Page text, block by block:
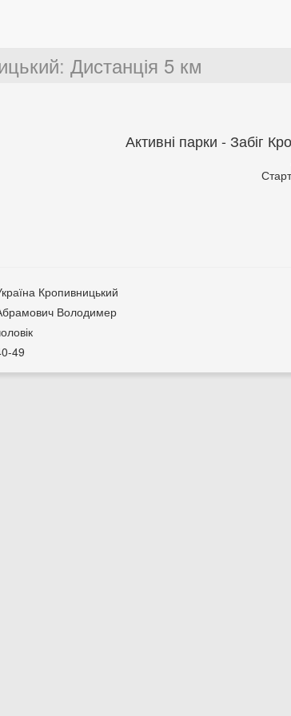
: Дистанція 5 км
Активні парки - Забіг
Кропивницький
Володимер
49